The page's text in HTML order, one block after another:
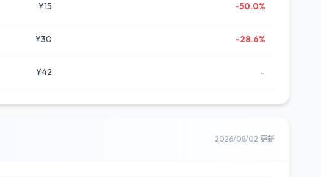
¥15 -50.0%
¥30 -28.6%
¥42 -
2026/08/02 更新